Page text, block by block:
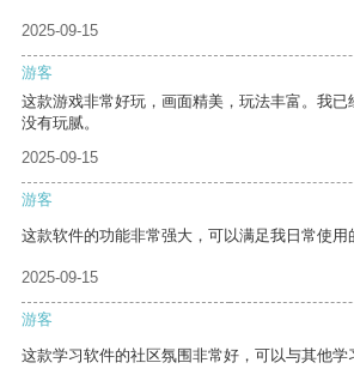
2025-09-15
游客
这款游戏非常好玩，画面精美，玩法丰富。我
没有玩腻。
2025-09-15
游客
这款软件的功能非常强大，可以满足我日常使用
2025-09-15
游客
这款学习软件的社区氛围非常好，可以与其他学